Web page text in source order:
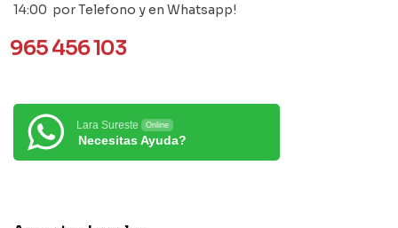
14:00 por Telefono y en Whatsapp!
965 456 103
Lara Sureste Online
Necesitas Ayuda?